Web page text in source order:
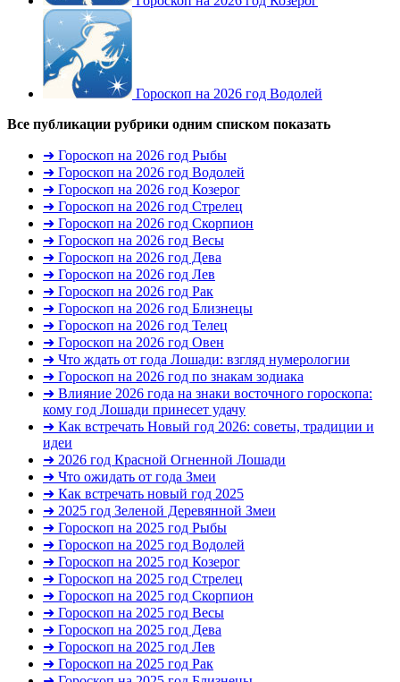
Гороскоп на 2026 год Водолей
Все публикации рубрики одним списком показать
➜ Гороскоп на 2026 год Рыбы
➜ Гороскоп на 2026 год Водолей
➜ Гороскоп на 2026 год Козерог
➜ Гороскоп на 2026 год Стрелец
➜ Гороскоп на 2026 год Скорпион
➜ Гороскоп на 2026 год Весы
➜ Гороскоп на 2026 год Дева
➜ Гороскоп на 2026 год Лев
➜ Гороскоп на 2026 год Рак
➜ Гороскоп на 2026 год Близнецы
➜ Гороскоп на 2026 год Телец
➜ Гороскоп на 2026 год Овен
➜ Что ждать от года Лошади: взгляд нумерологии
➜ Гороскоп на 2026 год по знакам зодиака
➜ Влияние 2026 года на знаки восточного гороскопа:
кому год Лошади принесет удачу
➜ Как встречать Новый год 2026: советы, традиции и
идеи
➜ 2026 год Красной Огненной Лошади
➜ Что ожидать от года Змеи
➜ Как встречать новый год 2025
➜ 2025 год Зеленой Деревянной Змеи
➜ Гороскоп на 2025 год Рыбы
➜ Гороскоп на 2025 год Водолей
➜ Гороскоп на 2025 год Козерог
➜ Гороскоп на 2025 год Стрелец
➜ Гороскоп на 2025 год Скорпион
➜ Гороскоп на 2025 год Весы
➜ Гороскоп на 2025 год Дева
➜ Гороскоп на 2025 год Лев
➜ Гороскоп на 2025 год Рак